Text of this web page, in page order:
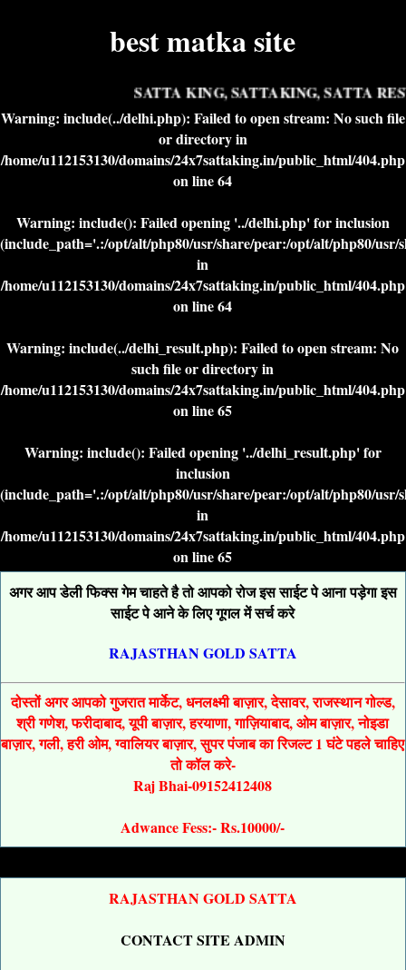
best matka site
SATTA KING, SATTAKING, SATTA
Warning: include(../delhi.php): Failed to open stream: No such file
or directory in
/home/u112153130/domains/24x7sattaking.in/public_html/404.php
on line64
Warning: include(): Failed opening '../delhi.php' for inclusion
(include_path='.:/opt/alt/php80/usr/share/pear:/opt/alt/php80/
in
/home/u112153130/domains/24x7sattaking.in/public_html/404.php
on line64
Warning: include(../delhi_result.php): Failed to open stream: No
such file or directory in
/home/u112153130/domains/24x7sattaking.in/public_html/404.php
on line65
Warning: include(): Failed opening '../delhi_result.php' for
inclusion
(include_path='.:/opt/alt/php80/usr/share/pear:/opt/alt/php80/
in
/home/u112153130/domains/24x7sattaking.in/public_html/404.php
on line65
अगर आप डेली फिक्स गेम चाहते है तो आपको रोज इस साईट पे आना पड़ेगा इस
साईट पे आने के लिए गूगल में सर्च करे
RAJASTHAN GOLD SATTA
दोस्तों अगर आपको गुजरात मार्केट, धनलक्ष्मी बाज़ार, देसावर, राजस्थान गोल्ड,
श्री गणेश, फरीदाबाद, यूपी बाज़ार, हरयाणा, गाज़ियाबाद, ओम बाज़ार, नोइडा
बाज़ार, गली, हरी ओम, ग्वालियर बाज़ार, सुपर पंजाब का रिजल्ट 1 घंटे पहले चाहिए
तो कॉल करे-
Raj Bhai-09152412408
Adwance Fess:- Rs.10000/-
RAJASTHAN GOLD SATTA
CONTACT SITE ADMIN